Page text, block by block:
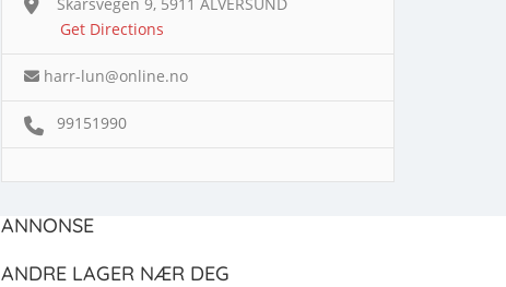
Get Directions
harr-lun@online.no
99151990
ANNONSE
ANDRE LAGER NÆR DEG